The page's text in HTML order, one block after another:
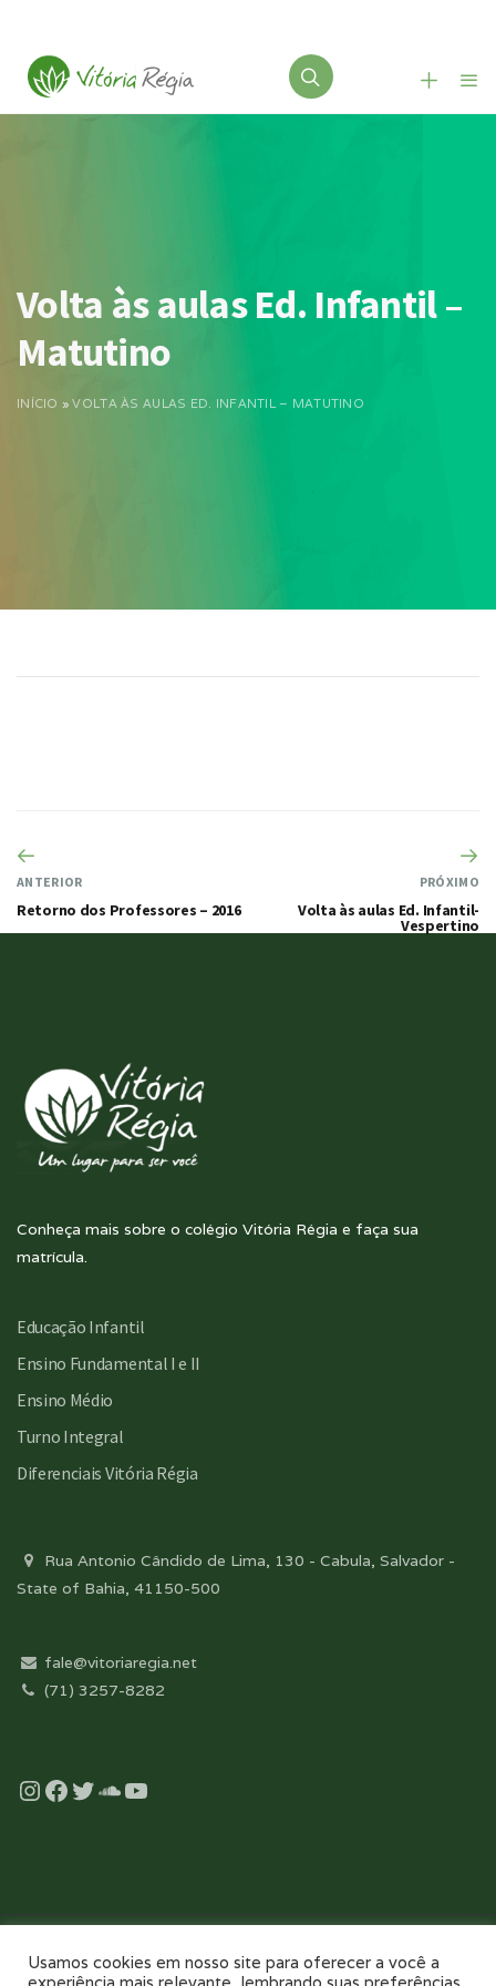
Volta às aulas Ed. Infantil –
Matutino
INÍCIO »VOLTA ÀS AULAS ED. INFANTIL – MATUTINO
ANTERIOR
Retorno dos Professores – 2016
PRÓXIMO
Volta às aulas Ed. Infantil-
Vespertino
Conheça mais sobre o colégio Vitória Régia e faça sua
matrícula.
Educação Infantil
Ensino Fundamental I e II
Ensino Médio
Turno Integral
Diferenciais Vitória Régia
Rua Antonio Cândido de Lima, 130 - Cabula, Salvador -
State of Bahia, 41150-500
fale@vitoriaregia.net
(71) 3257-8282
Instagram
Facebook
Twitter
Soundcloud
YouTube
Desenvolvido com essência pela:
Usamos cookies em nosso site para oferecer a você a